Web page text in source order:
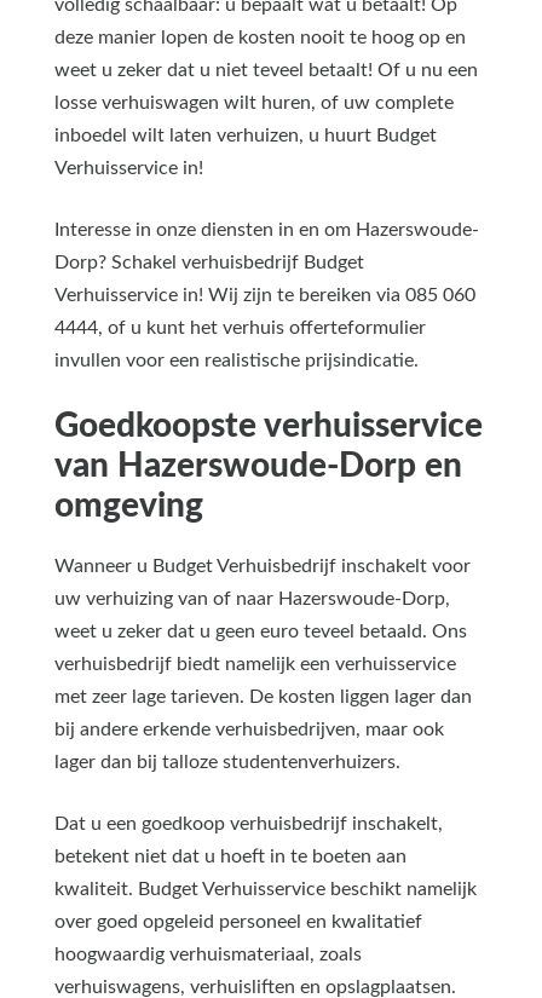
volledig schaalbaar: u bepaalt wat u betaalt! Op
deze manier lopen de kosten nooit te hoog op en
weet u zeker dat u niet teveel betaalt! Of u nu een
losse verhuiswagen wilt huren, of uw complete
inboedel wilt laten verhuizen, u huurt Budget
Verhuisservice in!
Interesse in onze diensten in en om Hazerswoude-
Dorp? Schakel verhuisbedrijf Budget
Verhuisservice in! Wij zijn te bereiken via 085 060
4444, of u kunt het verhuis offerteformulier
invullen voor een realistische prijsindicatie.
Goedkoopste verhuisservice
van Hazerswoude-Dorp en
omgeving
Wanneer u Budget Verhuisbedrijf inschakelt voor
uw verhuizing van of naar Hazerswoude-Dorp,
weet u zeker dat u geen euro teveel betaald. Ons
verhuisbedrijf biedt namelijk een verhuisservice
met zeer lage tarieven. De kosten liggen lager dan
bij andere erkende verhuisbedrijven, maar ook
lager dan bij talloze studentenverhuizers.
Dat u een goedkoop verhuisbedrijf inschakelt,
betekent niet dat u hoeft in te boeten aan
kwaliteit. Budget Verhuisservice beschikt namelijk
over goed opgeleid personeel en kwalitatief
hoogwaardig verhuismateriaal, zoals
verhuiswagens, verhuisliften en opslagplaatsen.